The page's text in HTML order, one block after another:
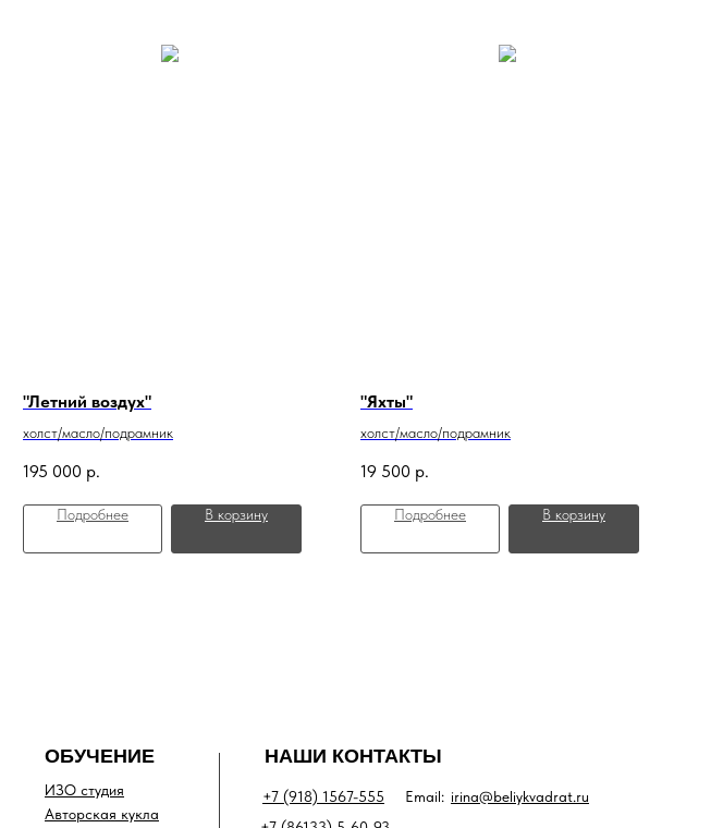
"Летний воздух"
холст/масло/подрамник
195 000 р.
Подробнее В корзину
"Яхты"
холст/масло/подрамник
19 500 р.
Подробнее В корзину
ОБУЧЕНИЕ
ИЗО студия
Авторская кукла
НАШИ КОНТАКТЫ
+7 (918) 1567-555
irina@beliykvadrat.ru
Email: